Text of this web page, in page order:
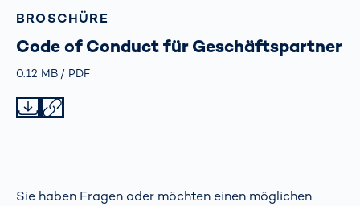
BROSCHÜRE
Code of Conduct für Geschäftspartner
Größe
0.12 MB TypPDF
Sie haben Fragen oder möchten einen möglichen